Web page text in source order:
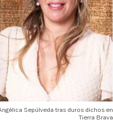
Sepúlveda tras duros dichos en
Tierra Brava